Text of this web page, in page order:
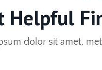
Helpful
dolor sit amet,